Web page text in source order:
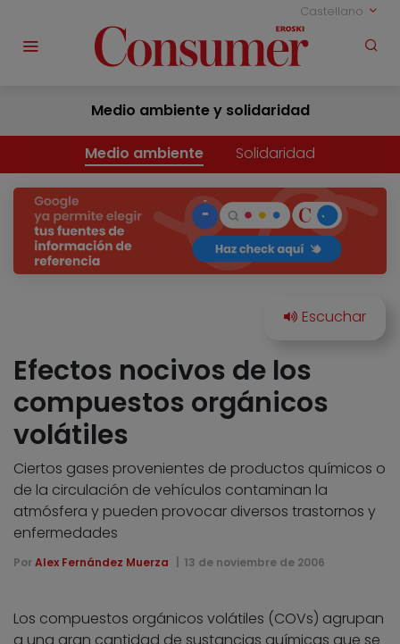
Castellano
Medio ambiente y solidaridad
Medio ambiente Solidaridad
Efectos nocivos de los
compuestos orgánicos
volátiles
Ciertos gases provenientes de productos químicos o
de la circulación de vehículos contaminan la
atmósfera y pueden provocar diversos trastornos y
enfermedades
Por Alex Fernández Muerza 13 de noviembre de 2006
Los compuestos orgánicos volátiles (COVs) agrupan